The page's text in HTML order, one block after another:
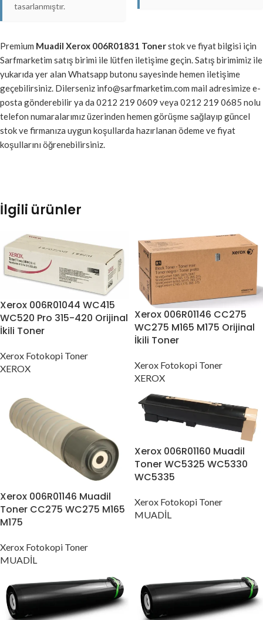
tasarlanmıştır.
Premium Muadil Xerox 006R01831 Tonerstok ve fiyat bilgisi için
Sarfmarketim satış birimi ile lütfen iletişime geçin. Satış birimimiz ile
yukarıda yer alan Whatsapp butonu sayesinde hemen iletişime
geçebilirsiniz. Dilerseniz info@sarfmarketim.com mail adresimize e-
posta gönderebilir ya da 0212 219 0609 veya 0212 219 0685 nolu
telefon numaralarımız üzerinden hemen görüşme sağlayıp güncel
stok ve firmanıza uygun koşullarda hazırlanan ödeme ve fiyat
koşullarını öğrenebilirsiniz.
İlgili ürünler
Xerox 006R01044 WC415
WC520 Pro 315-420 Orijinal
İkili Toner
Xerox Fotokopi Toner
XEROX
Xerox 006R01146 CC275
WC275 M165 M175 Orijinal
İkili Toner
Xerox Fotokopi Toner
XEROX
Xerox 006R01146 Muadil
Toner CC275 WC275 M165
M175
Xerox Fotokopi Toner
MUADİL
Xerox 006R01160 Muadil
Toner WC5325 WC5330
WC5335
Xerox Fotokopi Toner
MUADİL